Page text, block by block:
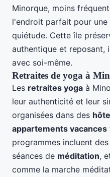
Minorque, moins
l'endroit parfait pour
quiétude. Cette île
authentique et reposant,
avec soi-même.
Retraites de yoga à
Les retraites yoga à
leur authenticité et leur
organisées dans des
appartements vacances
programmes incluent des
séances de méditation,
comme la marche